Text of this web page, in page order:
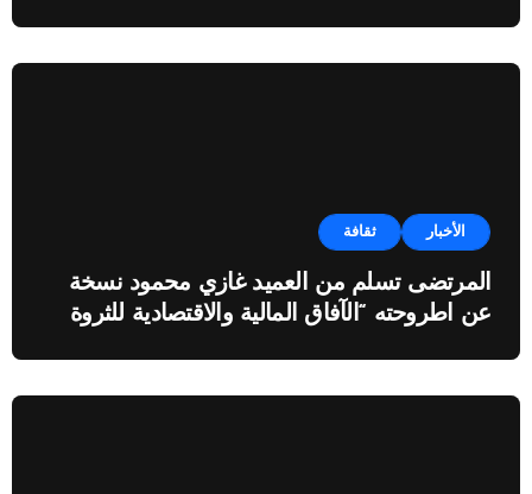
الأخبار ثقافة
المرتضى تسلم من العميد غازي محمود نسخة
عن اطروحته “الآفاق المالية والاقتصادية للثروة